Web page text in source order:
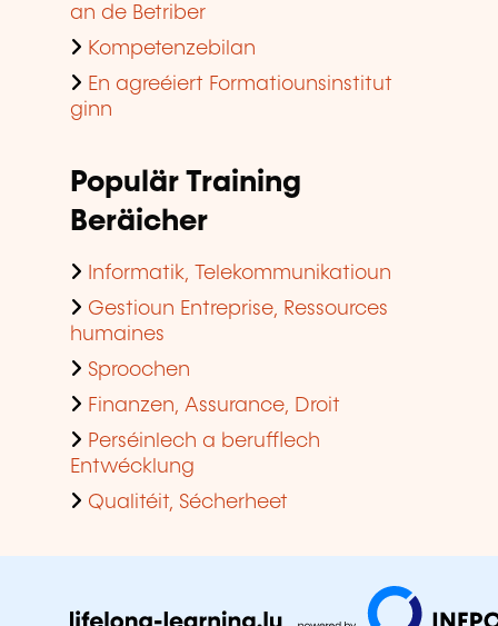
an de Betriber
Kompetenzebilan
En agreéiert Formatiounsinstitut
ginn
Populär Training
Beräicher
Informatik, Telekommunikatioun
Gestioun Entreprise, Ressources
humaines
Sproochen
Finanzen, Assurance, Droit
Perséinlech a berufflech
Entwécklung
Qualitéit, Sécherheet